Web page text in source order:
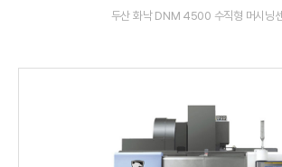
두산 화낙 DNM 4500 수직형 머시닝